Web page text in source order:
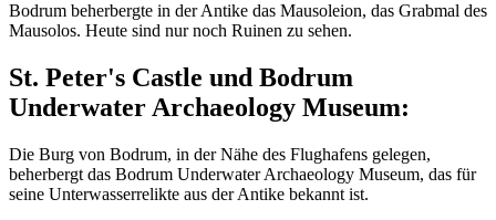
Bodrum beherbergte in der Antike das Mausoleion, das Grabmal des
Mausolos. Heute sind nur noch Ruinen zu sehen.
St. Peter's Castle und Bodrum
Underwater Archaeology Museum:
Die Burg von Bodrum, in der Nähe des Flughafens gelegen,
beherbergt das Bodrum Underwater Archaeology Museum, das für
seine Unterwasserrelikte aus der Antike bekannt ist.